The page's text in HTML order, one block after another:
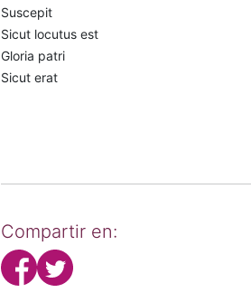
Suscepit
Sicut locutus est
Gloria patri
Sicut erat
Compartir en: